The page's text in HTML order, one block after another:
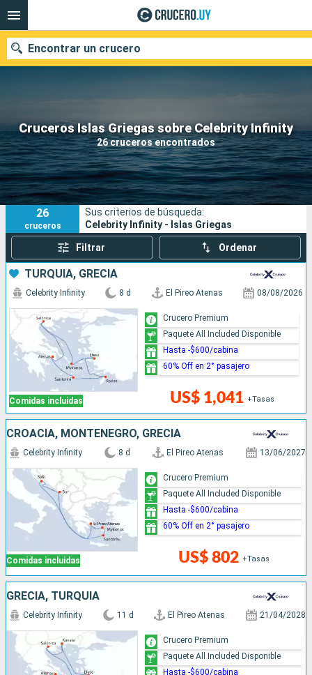
Cruceros Islas Griegas sobre Celebrity Infinity
26 cruceros encontrados
Encontrar un crucero
Nuestros destinos
Fecha de salida
Puertos Compañías
Buscar
26
cruceros
Sus criterios de búsqueda:
Celebrity Infinity - Islas Griegas
Filtrar Ordenar
TURQUÍA, GRECIA
Comidas incluidas
Celebrity Infinity 8 d El Pireo Atenas 08/08/2026
US$ 1,041 +Tasas
Crucero Premium
Paquete All Included Disponible
Hasta -$600/cabina
60% Off en 2° pasajero
CROACIA, MONTENEGRO, GRECIA
Comidas incluidas
Celebrity Infinity 8 d El Pireo Atenas 13/06/2027
US$ 802 +Tasas
Crucero Premium
Paquete All Included Disponible
Hasta -$600/cabina
60% Off en 2° pasajero
GRECIA, TURQUÍA
Celebrity Infinity 11 d El Pireo Atenas 21/04/2028
Crucero Premium
Paquete All Included Disponible
Hasta -$600/cabina